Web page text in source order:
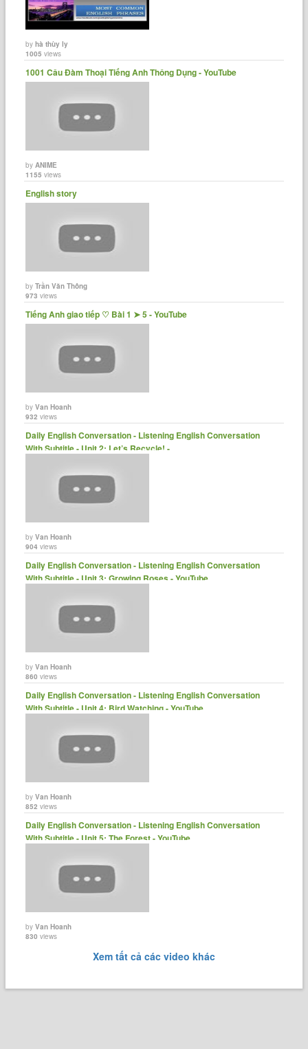
byhà thùy ly
1005 views
1001 Câu Đàm Thoại Tiếng Anh Thông Dụng - YouTube
byANIME
1155 views
English story
byTrần Văn Thông
973 views
Tiếng Anh giao tiếp ♡ Bài 1 ➤ 5 - YouTube
byVan Hoanh
932 views
Daily English Conversation - Listening English Conversation
With Subtitle - Unit 2: Let’s Recycle! -......
byVan Hoanh
904 views
Daily English Conversation - Listening English Conversation
With Subtitle - Unit 3: Growing Roses - YouTube
byVan Hoanh
860 views
Daily English Conversation - Listening English Conversation
With Subtitle - Unit 4: Bird Watching - YouTube
byVan Hoanh
852 views
Daily English Conversation - Listening English Conversation
With Subtitle - Unit 5: The Forest - YouTube
byVan Hoanh
830 views
Xem tất cả các video khác